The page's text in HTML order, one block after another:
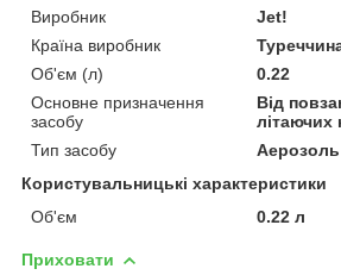
Виробник
Jet!
Країна виробник
Об'єм (л)
0.22
Основне призначення
засобу
Від
літаючих
Тип засобу
Аерозоль
Користувальницькі характеристики
Об'єм
0.22 л
Приховати